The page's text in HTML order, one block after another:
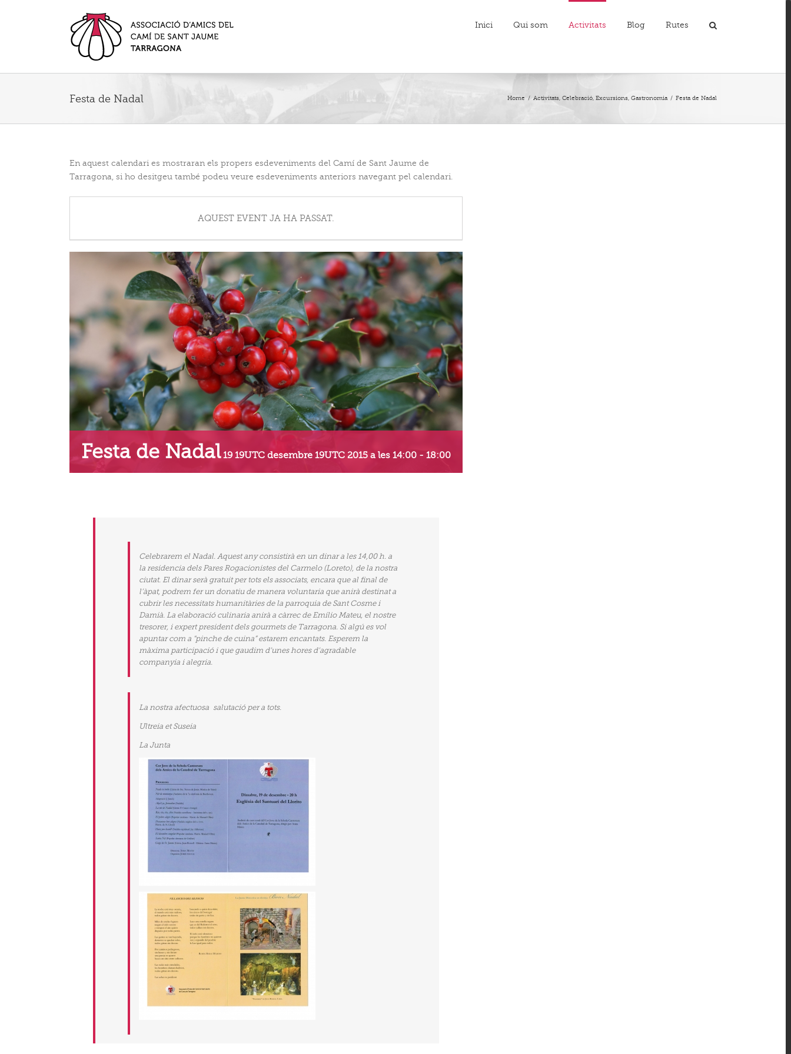
Inici Qui som Activitats Blog Rutes
Festa de Nadal Home / Activitats, Celebració, Excursions, Gastronomia / Festa de Nadal
En aquest calendari es mostraran els propers esdeveniments del Camí de Sant Jaume de
Tarragona, si ho desitgeu també podeu veure esdeveniments anteriors navegant pel calendari.
AQUEST EVENT JA HA PASSAT.
Festa de Nadal 19 19UTC desembre 19UTC 2015 a les 14:00- 18:00
Celebrarem el Nadal. Aquest any consistirà en un dinar a les 14,00 h. a
la residencia dels Pares Rogacionistes del Carmelo (Loreto), de la nostra
ciutat. El dinar serà gratuit per tots els associats, encara que al final de
l’àpat, podrem fer un donatiu de manera voluntaria que anirà destinat a
cubrir les necessitats humanitàries de la parroquia de Sant Cosme i
Damià. La elaboració culinaria anirà a càrrec de Emilio Mateu, el nostre
tresorer, i expert president dels gourmets de Tarragona. Si algú es vol
apuntar com a “pinche de cuina” estarem encantats. Esperem la
màxima participació i que gaudim d’unes hores d’agradable
companyia i alegria.
La nostra afectuosa salutació per a tots.
Ultreia et Suseia
La Junta